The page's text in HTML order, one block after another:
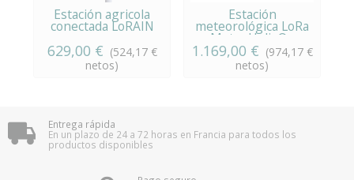
Estación agricola
conectada LoRAIN
629,00 € (524,17 €
netos)
Estación
meteorológica LoRa
MeteoHelix®...
1.169,00 € (974,17 €
netos)
Entrega rápida
En un plazo de 24 a 72 horas en Francia para todos los
productos disponibles